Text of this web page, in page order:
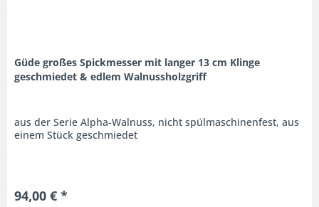
Güde großes Spickmesser mit langer 13 cm Klinge
geschmiedet & edlem Walnussholzgriff
aus der Serie Alpha-Walnuss, nicht spülmaschinenfest, aus
einem Stück geschmiedet
94,00 € *